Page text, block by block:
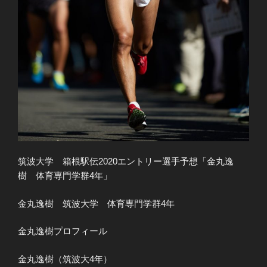
筑波大学 箱根駅伝2020エントリー選手予想「金丸逸
樹 体育専門学群4年」
金丸逸樹 筑波大学 体育専門学群4年
金丸逸樹プロフィール
金丸逸樹（筑波大4年）